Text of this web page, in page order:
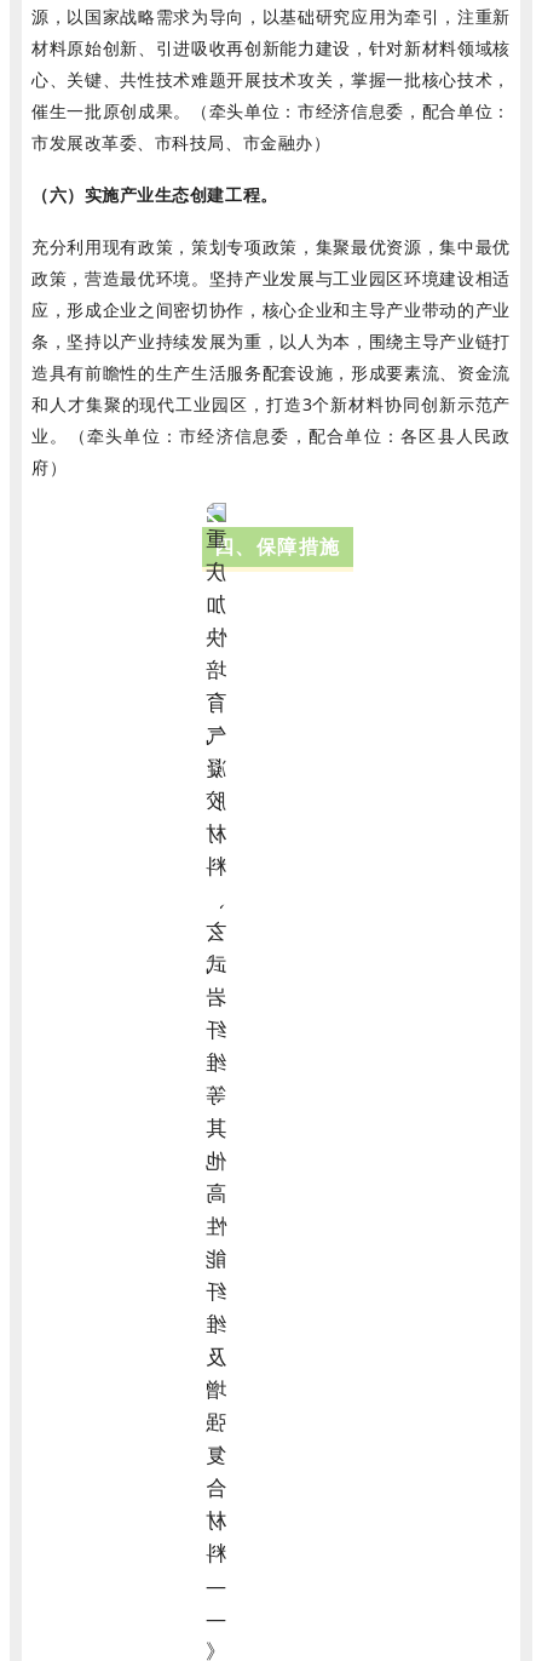
源，以国家战略需求为导向，以基础研究应用为牵引，注重新
材料原始创新、引进吸收再创新能力建设，针对新材料领域核
心、关键、共性技术难题开展技术攻关，掌握一批核心技术，
催生一批原创成果。（牵头单位：市经济信息委，配合单位：
市发展改革委、市科技局、市金融办）
（六）实施产业生态创建工程。
充分利用现有政策，策划专项政策，集聚最优资源，集中最优
政策，营造最优环境。坚持产业发展与工业园区环境建设相适
应，形成企业之间密切协作，核心企业和主导产业带动的产业
条，坚持以产业持续发展为重，以人为本，围绕主导产业链打
造具有前瞻性的生产生活服务配套设施，形成要素流、资金流
和人才集聚的现代工业园区，打造3个新材料协同创新示范产
业。（牵头单位：市经济信息委，配合单位：各区县人民政
府）
四、保障措施